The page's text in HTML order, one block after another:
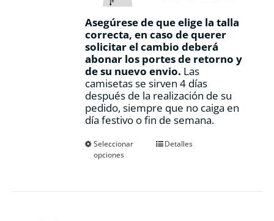
Asegúrese de que elige la talla
correcta, en caso de querer
solicitar el cambio deberá
abonar los portes de retorno y
de su nuevo envio. Las
camisetas se sirven 4 días
después de la realización de su
pedido, siempre que no caiga en
día festivo o fin de semana.
Seleccionar
opciones
EsteDetalles